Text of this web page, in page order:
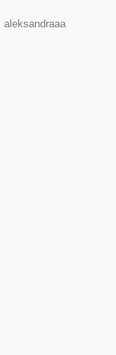
aleksandraaa